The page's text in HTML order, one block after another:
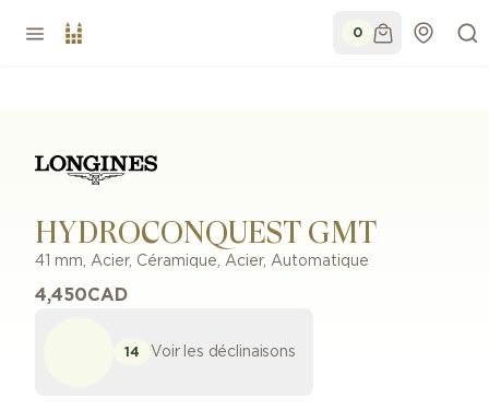
0
HYDROCONQUEST GMT
41 mm, Acier, Céramique, Acier, Automatique
4,450CAD
14 Voir les déclinaisons